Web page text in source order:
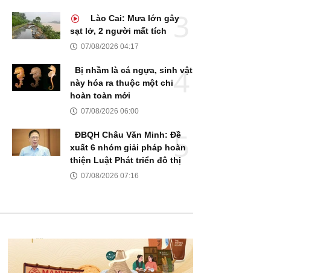
Lào Cai: Mưa lớn gây
sạt lở, 2 người mất tích
07/08/2026 04:17
Bị nhầm là cá ngựa, sinh vật
này hóa ra thuộc một chi
hoàn toàn mới
07/08/2026 06:00
ĐBQH Châu Văn Minh: Đề
xuất 6 nhóm giải pháp hoàn
thiện Luật Phát triển đô thị
07/08/2026 07:16